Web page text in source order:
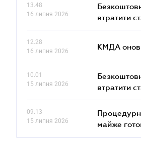
13.48
16 липня 2026
втратити
12.28
16 липня 2026
КМДА
10.01
15 липня 2026
втратити
09.13
15 липня 2026
майже